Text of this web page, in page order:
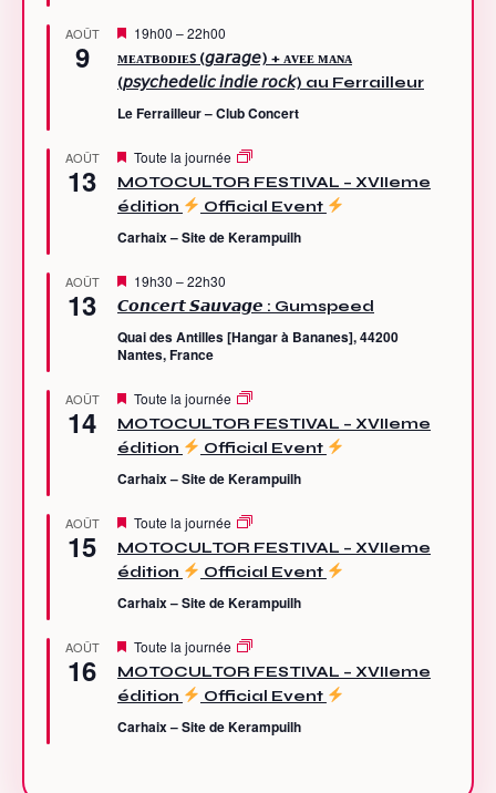
a
n
AOÛT
9
M
s
e
a
a
n
t
19h00 –22h00
ᴍᴇᴀᴛʙᴏᴅɪᴇꜱ (𝘨𝘢𝘳𝘢𝘨𝘦) + ᴀᴠᴇᴇ ᴍᴀɴᴀ
(𝘱𝘴𝘺𝘤𝘩𝘦𝘥𝘦𝘭𝘪𝘤 𝘪𝘯𝘥𝘪𝘦 𝘳𝘰𝘤𝘬) au Ferrailleur
Le Ferrailleur – Club Concert
AOÛT
13
M
s
e
a
a
t
Toute la journée
MOTOCULTOR FESTIVAL – XVIIeme
édition
Official Event
Carhaix – Site de Kerampuilh
AOÛT
13
M
s
e
n
a
n
19h30 –22h30
𝘾𝙤𝙣𝙘𝙚𝙧𝙩 𝙎𝙖𝙪𝙫𝙖𝙜𝙚 : Gumspeed
Quai des Antilles [Hangar à Bananes], 44200
Nantes, France
AOÛT
14
M
s
e
a
a
n
t
Toute la journée
MOTOCULTOR FESTIVAL – XVIIeme
édition
Official Event
Carhaix – Site de Kerampuilh
AOÛT
15
M
s
e
a
a
n
t
Toute la journée
MOTOCULTOR FESTIVAL – XVIIeme
édition
Official Event
Carhaix – Site de Kerampuilh
AOÛT
16
M
s
e
a
Toute la journée
MOTOCULTOR FESTIVAL – XVIIeme
édition
Official Event
Carhaix – Site de Kerampuilh